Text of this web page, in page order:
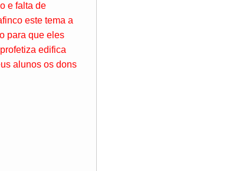
e falta de
este tema a
para que eles
edifica
alunos os dons